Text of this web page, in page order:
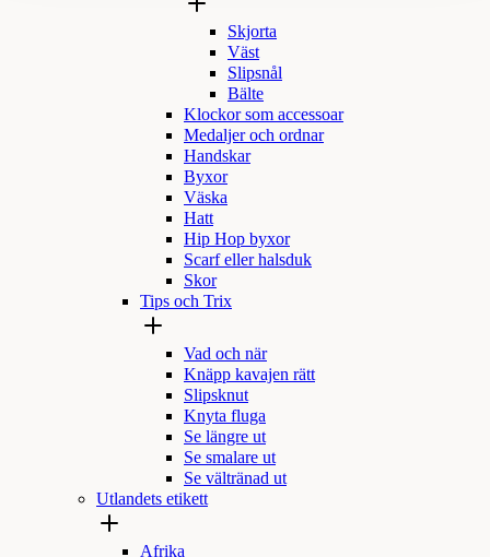
Skjorta
Väst
Slipsnål
Bälte
Klockor som accessoar
Medaljer och ordnar
Handskar
Byxor
Väska
Hatt
Hip Hop byxor
Scarf eller halsduk
Skor
Tips och Trix
Vad och när
Knäpp kavajen rätt
Slipsknut
Knyta fluga
Se längre ut
Se smalare ut
Se vältränad ut
Utlandets etikett
Afrika